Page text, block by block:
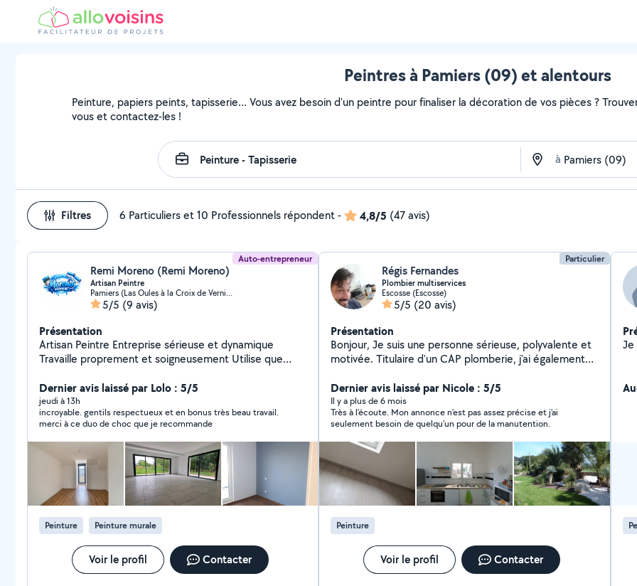
Peintres à Pamiers (09) et alentours
Peinture, papiers peints, tapisserie... Vous avez besoin d'un peintre pour finaliser la décoration de vos pièces ?
vous et contactez-les !
à
Filtres 6 Particuliers et 10 Professionnels répondent- 4,8/5 (47 avis)
Auto-entrepreneur
Remi Moreno (Remi Moreno)
Artisan Peintre
Pamiers (Las Oules à la Croix de Verniolle)
5/5 (9 avis)
Présentation
Artisan Peintre Entreprise sérieuse et dynamique
Travaille proprement et soigneusement Utilise que
pour chambre enfant bébé. S'adapte au budjet de
chacun
Dernier avis laissé par Lolo : 5/5
jeudi à 13h
incroyable. gentils respectueux et en bonus très beau travail.
merci à ce duo de choc que je recommande
Peinture Peinture murale
Voir le profil Contacter
Particulier
Régis Fernandes
Plombier multiservices
Escosse (Escosse)
5/5 (20 avis)
Présentation
Bonjour, Je suis une personne sérieuse, polyvalente et
motivée. Titulaire d'un CAP plomberie, j'ai également
ce qui m'a permis de développer de nombreuses
compétences techniques et un vrai sens du service
client. J'interviens pour différents petits travaux :
plomberie, bricolage, montage de meubles,
réparations diverses, entretien, dépannage et autres
services du quotidien. J'aime trouver des solutions
pratiques et réaliser un travail soigné. Fiable, ponctuel
et à l'écoute, je m'adapte facilement à vos besoins.
N'hésitez pas à me contacter pour discuter de votre
Dernier avis laissé par Nicole : 5/5
Il y a plus de 6 mois
Très à l’écoute. Mon annonce n’est pas assez précise et j’ai
seulement besoin de quelqu’un pour de la manutention.
Peinture
Voir le profil Contacter